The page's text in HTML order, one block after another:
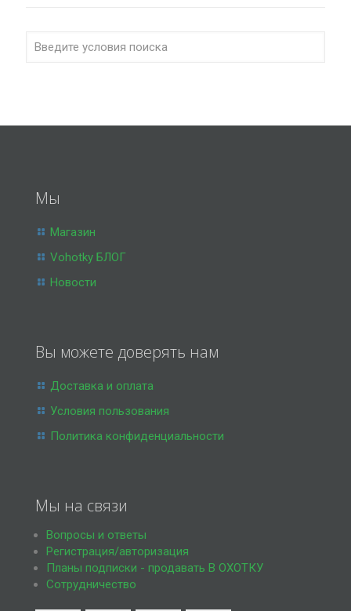
Мы
Магазин
Vohotky БЛОГ
Новости
Вы можете доверять нам
Доставка и оплата
Условия пользования
Политика конфиденциальности
Мы на связи
Вопросы и ответы
Регистрация/авторизация
Планы подписки - продавать В ОХОТКУ
Сотрудничество